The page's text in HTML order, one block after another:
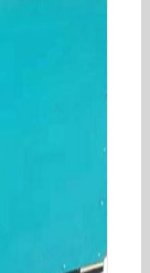
箱药材